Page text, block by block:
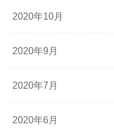
2020年10月
2020年9月
2020年7月
2020年6月